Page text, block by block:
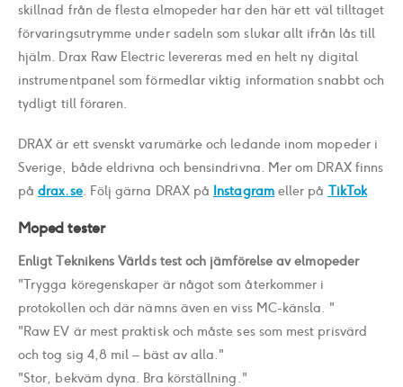
skillnad från de flesta elmopeder har den här ett väl tilltaget
förvaringsutrymme under sadeln som slukar allt ifrån lås till
hjälm. Drax Raw Electric levereras med en helt ny digital
instrumentpanel som förmedlar viktig information snabbt och
tydligt till föraren.
DRAX är ett svenskt varumärke och ledande inom mopeder i
Sverige, både eldrivna och bensindrivna. Mer om DRAX finns
pådrax.se. Följ gärna DRAX på Instagrameller på TikTok
Moped tester
Enligt Teknikens Världs test och jämförelse av elmopeder
"Trygga köregenskaper är något som återkommer i
protokollen och där nämns även en viss MC-känsla. "
"Raw EV är mest praktisk och måste ses som mest prisvärd
och tog sig 4,8 mil – bäst av alla."
"Stor, bekväm dyna. Bra körställning."